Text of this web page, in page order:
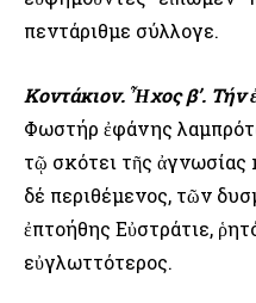
πεντάριθμε σύλλογε.
Κοντάκιον. Ἦχος β’. Τήν
Φωστήρ ἐφάνης
τῷ σκότει τῆς ἀγνωσίας
δέ περιθέμενος, τῶν
ἐπτοήθης Εὐστράτιε,
εὐγλωττότερος.